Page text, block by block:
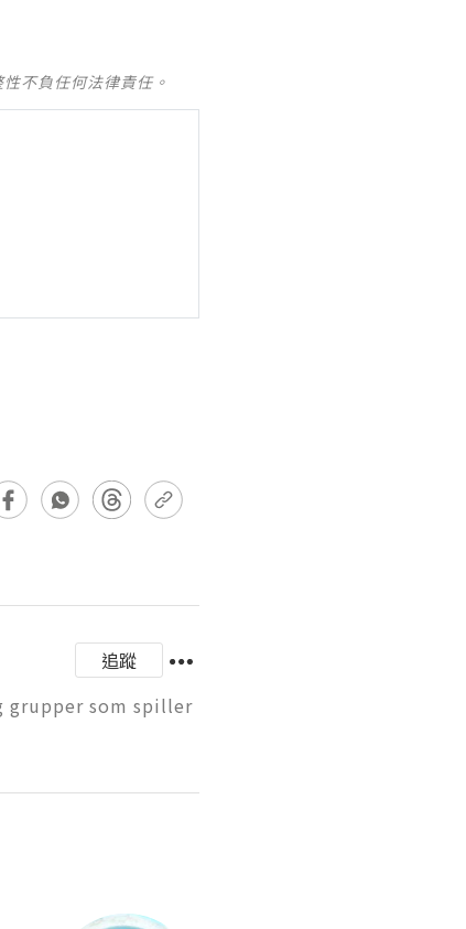
不負任何法律責任。
追蹤
grupper som spiller